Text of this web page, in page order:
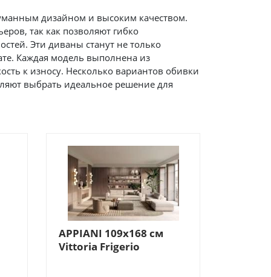
дизайном и высоким качеством.
так как позволяют гибко
Эти диваны станут не только
Каждая модель выполнена из
к износу. Несколько вариантов обивки
выбрать идеальное решение для
APPIANI 109х168 см
Vittoria Frigerio